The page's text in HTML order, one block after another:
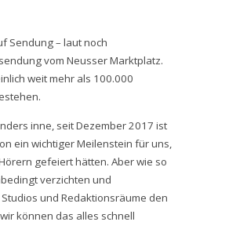
Sendung – laut noch
vom Neusser Marktplatz.
weit mehr als 100.000
inne, seit Dezember 2017 ist
ein wichtiger Meilenstein für uns,
gefeiert hätten. Aber wie so
verzichten und
und Redaktionsräume den
können das alles schnell